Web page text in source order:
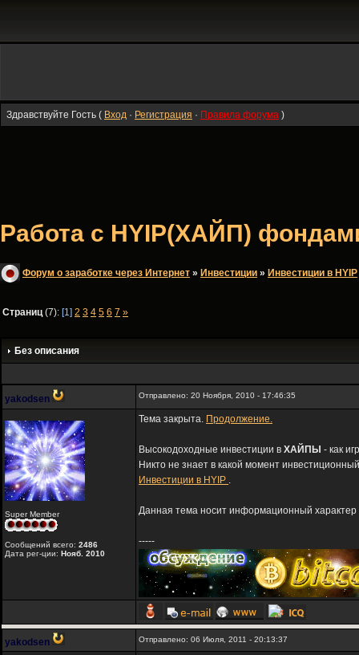
Здравствуйте Гость ( Вход · Регистрация · Правила форума )
Работа с HYIP(ХАЙП)
Форум о заработке через Интернет » Инвестиции » Инвестиции в HYIP
Страниц(7): [1] 2 3 4 5 6 7 »
Без описания
yakodsen Отправлено: 20 Ноября, 2010 - 17:46:35
Super Member
Сообщений всего: 2486
Дата рег-ции: Нояб. 2010
Тема закрыта. Продолжение.
Высокодоходные инвестиции в ХАЙПЫ - как
Никто не знает в какой момент
Инвестиции в HYIP .
Данная тема носит информационный характер
-----
yakodsen Отправлено: 06 Июля, 2011 - 20:13:37